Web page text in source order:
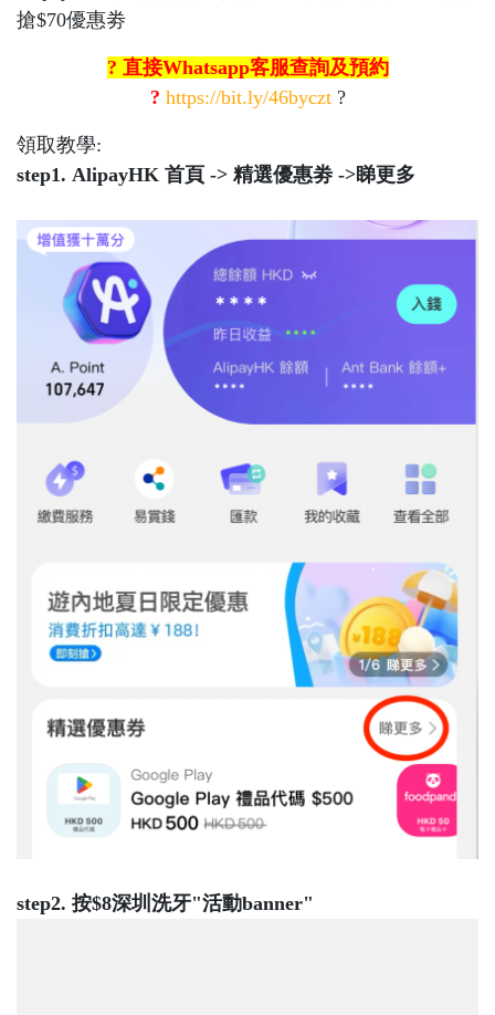
搶$70優惠劵
? 直接Whatsapp客服查詢及預約
? https://bit.ly/46byczt?
領取教學:
step1. ⁠AlipayHK 首頁 -> 精選優惠劵 ->睇更多
step2. 按$8深圳洗牙"活動banner"